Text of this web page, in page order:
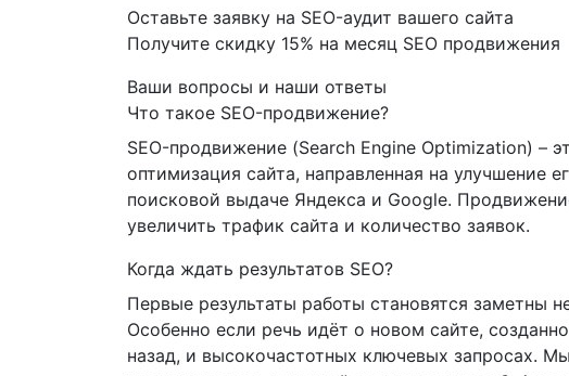
Оставьте заявку на SEO-аудит вашего сайта
Получите скидку 15% на месяц SEO продвижения
Ваши вопросы и наши ответы
Что такое SEO-продвижение?
SEO-продвижение (Search Engine Optimization) –
оптимизация сайта, направленная на улучшение
поисковой выдаче Яндекса и Google.
увеличить трафик сайта и количество заявок.
Когда ждать результатов SEO?
Первые результаты работы становятся заметны
Особенно если речь идёт о новом сайте,
назад, и высокочастотных ключевых запросах.